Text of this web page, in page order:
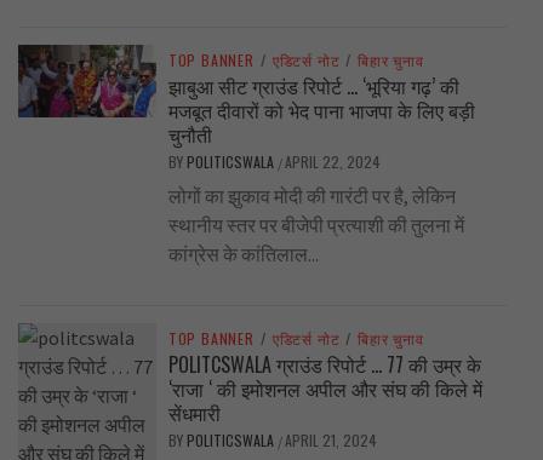
TOP BANNER / एडिटर्स नोट / बिहार चुनाव
झाबुआ सीट ग्राउंड रिपोर्ट … ‘भूरिया गढ़’ की
मजबूत दीवारों को भेद पाना भाजपा के लिए बड़ी
चुनौती
BY POLITICSWALA /APRIL 22, 2024
लोगों का झुकाव मोदी की गारंटी पर है, लेकिन
स्थानीय स्तर पर बीजेपी प्रत्याशी की तुलना में
कांग्रेस के कांतिलाल...
TOP BANNER / एडिटर्स नोट / बिहार चुनाव
POLITCSWALA ग्राउंड रिपोर्ट … 77 की उम्र के
‘राजा ‘ की इमोशनल अपील और संघ की किले में
सेंधमारी
BY POLITICSWALA /APRIL 21, 2024